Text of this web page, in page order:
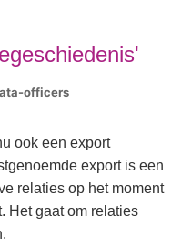
officers
ook een export
export is een
relaties op het moment
Het gaat om relaties